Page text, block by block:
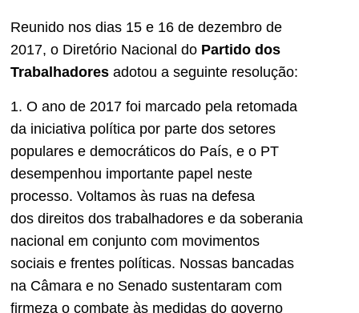
Reunido nos dias 15 e 16 de dezembro de
2017, o Diretório Nacional do Partido dos
Trabalhadores adotou a seguinte resolução:
1. O ano de 2017 foi marcado pela retomada
da iniciativa política por parte dos setores
populares e democráticos do País, e o PT
desempenhou importante papel neste
processo. Voltamos às ruas na defesa
dos direitos dos trabalhadores e da soberania
nacional em conjunto com movimentos
sociais e frentes políticas. Nossas bancadas
na Câmara e no Senado sustentaram com
firmeza o combate às medidas do governo